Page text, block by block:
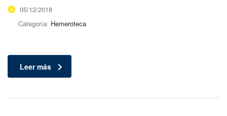
05/12/2018
Categoría: Hemeroteca
Leer más